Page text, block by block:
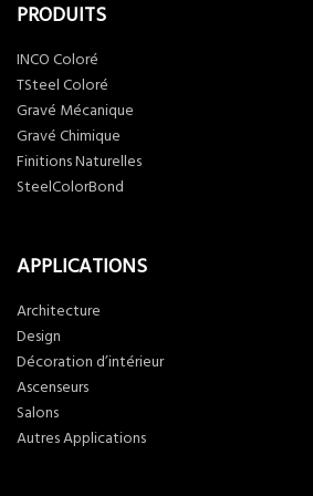
PRODUITS
INCO Coloré
TSteel Coloré
Gravé Mécanique
Gravé Chimique
Finitions Naturelles
SteelColorBond
APPLICATIONS
Architecture
Design
Décoration d’intérieur
Ascenseurs
Salons
Autres Applications